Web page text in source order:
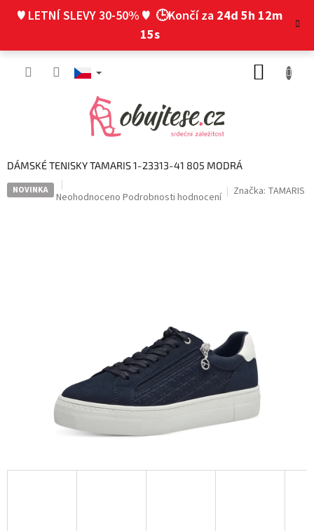
♥ LETNÍ SLEVY 30-50% ♥ 🕒Končí za 24d 5h 12m
14s
DÁMSKÉ TENISKY TAMARIS 1-23313-41 805 MODRÁ
NOVINKA
Průměrné
Neohodnoceno Podrobnosti hodnocení Značka: TAMARIS